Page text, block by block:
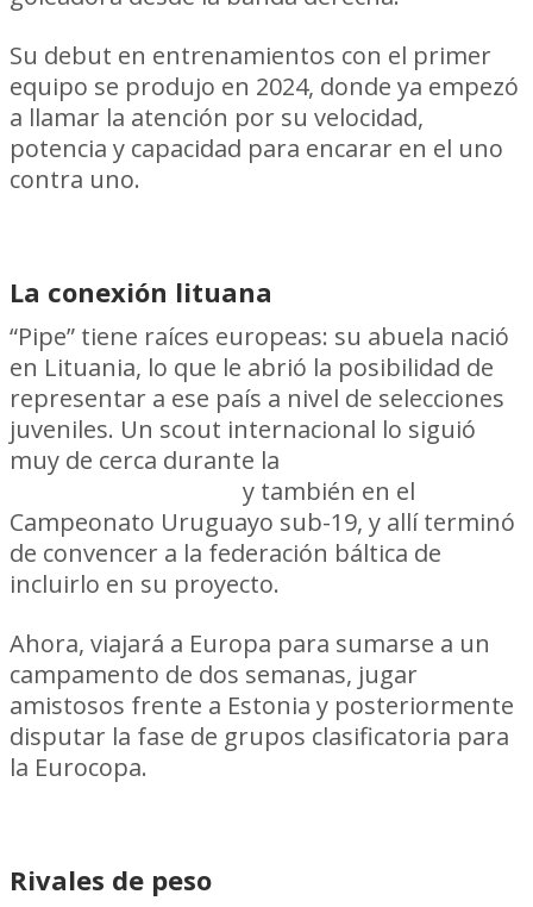
Su debut en entrenamientos con el primer
equipo se produjo en 2024, donde ya empezó
a llamar la atención por su velocidad,
potencia y capacidad para encarar en el uno
contra uno.
La conexión lituana
“Pipe” tiene raíces europeas: su abuela nació
en Lituania, lo que le abrió la posibilidad de
representar a ese país a nivel de selecciones
juveniles. Un scout internacional lo siguió
muy de cerca durante la
y también en el
Campeonato Uruguayo sub-19, y allí terminó
de convencer a la federación báltica de
incluirlo en su proyecto.
Ahora, viajará a Europa para sumarse a un
campamento de dos semanas, jugar
amistosos frente a Estonia y posteriormente
disputar la fase de grupos clasificatoria para
la Eurocopa.
Rivales de peso